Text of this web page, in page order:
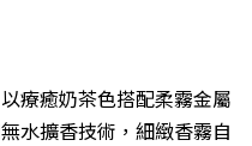
療癒奶茶色搭配柔霧金屬
水擴香技術，細緻香霧自